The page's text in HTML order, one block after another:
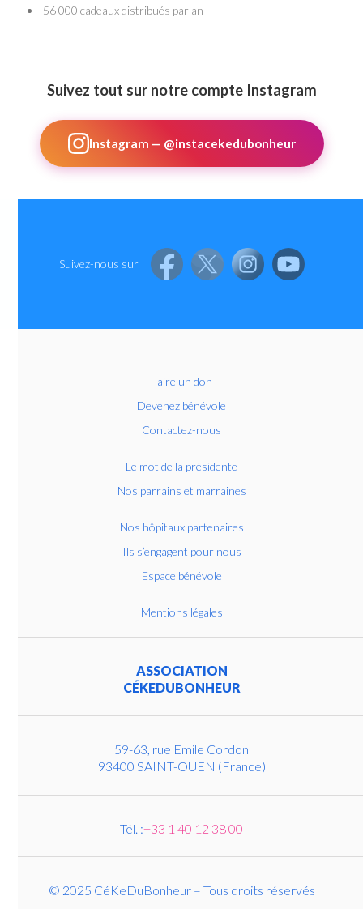
56 000 cadeaux distribués par an
Suivez tout sur notre compte Instagram
Instagram — @instacekedubonheur
Suivez-nous sur
Faire un don
Devenez bénévole
Contactez-nous
Le mot de la présidente
Nos parrains et marraines
Nos hôpitaux partenaires
Ils s’engagent pour nous
Espace bénévole
Mentions légales
ASSOCIATION
CÉKEDUBONHEUR
59-63, rue Emile Cordon
93400 SAINT-OUEN (France)
Tél. :+33 1 40 12 38 00
© 2025 CéKeDuBonheur – Tous droits réservés